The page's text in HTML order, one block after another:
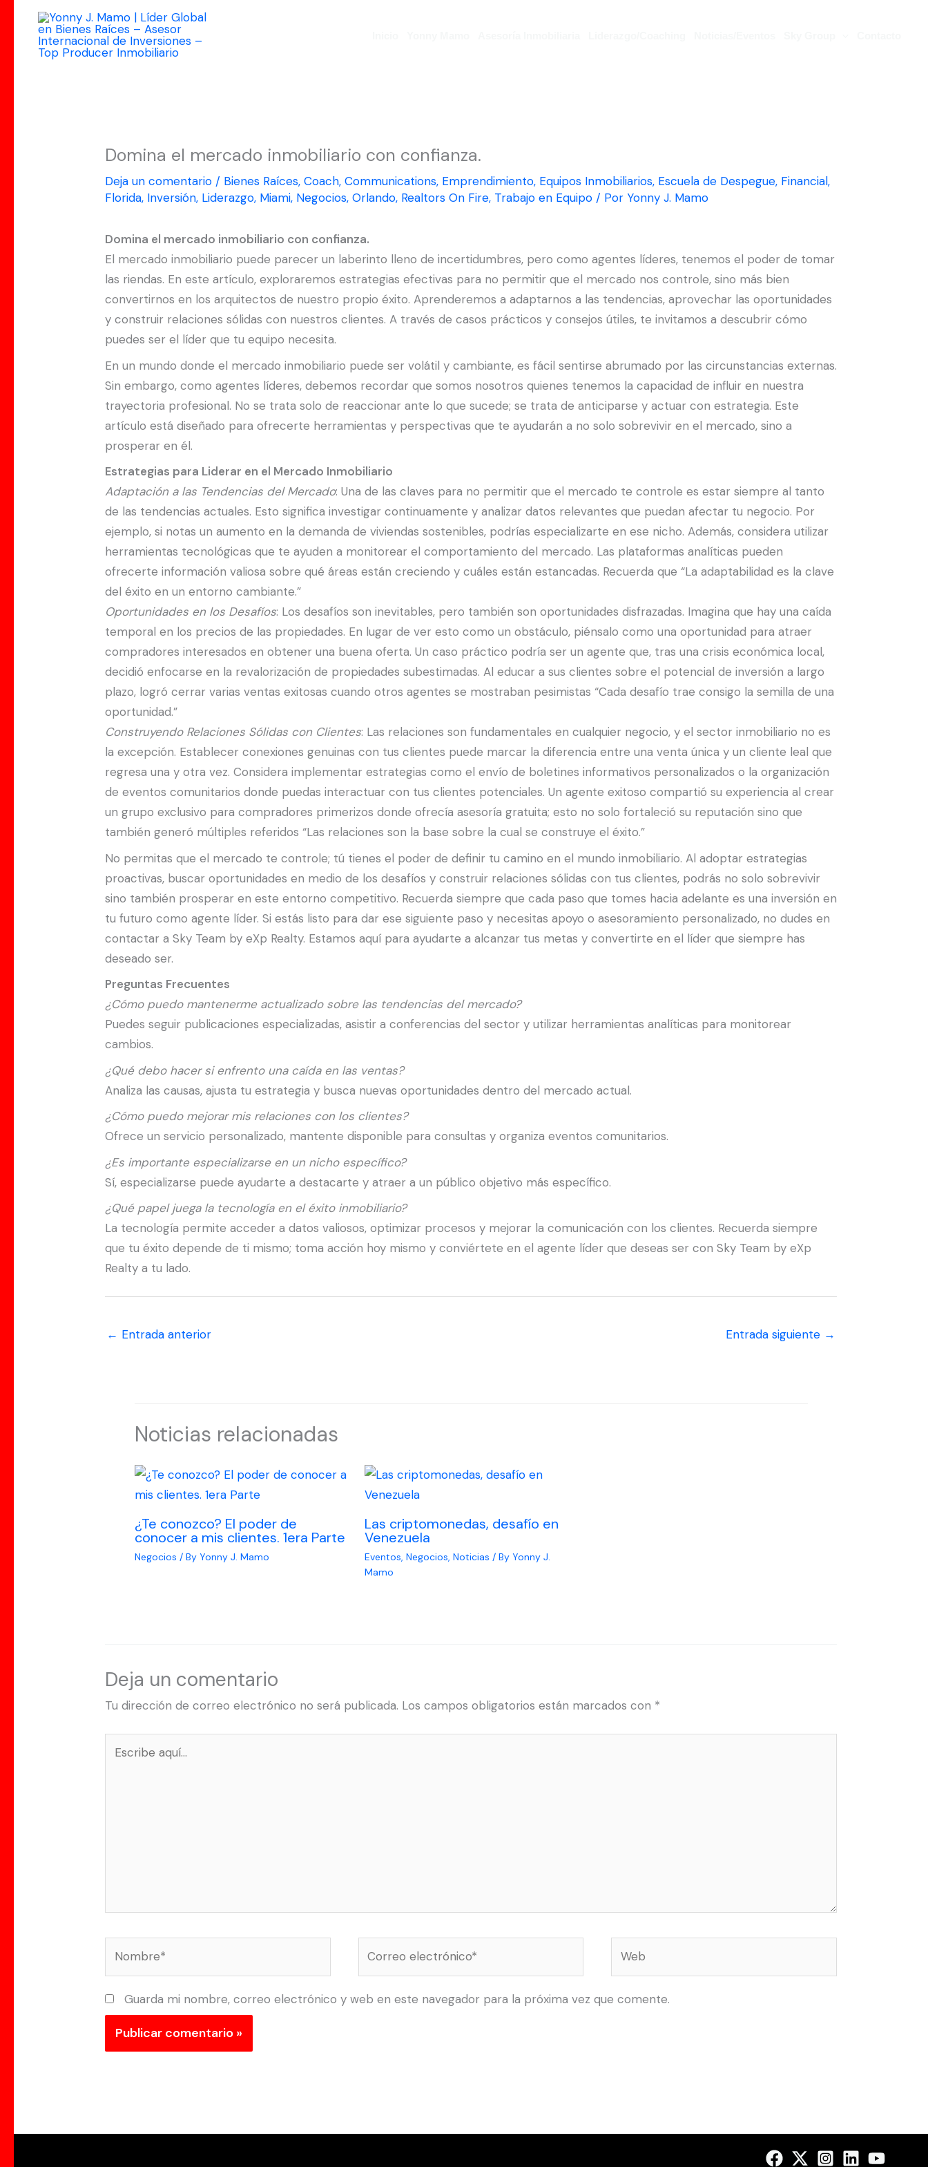
contenido
Domina el mercado inmobiliario con confianza.
Deja un comentario / Bienes Raíces, Coach, Communications, Emprendimiento, Equipos Inmobiliarios, Escuela de Despegue, Financial,
Florida, Inversión, Liderazgo, Miami, Negocios, Orlando, Realtors On Fire, Trabajo en Equipo / Por Yonny J. Mamo
Domina el mercado inmobiliario con confianza.
El mercado inmobiliario puede parecer un laberinto lleno de incertidumbres, pero como agentes líderes, tenemos el poder de tomar
las riendas. En este artículo, exploraremos estrategias efectivas para no permitir que el mercado nos controle, sino más bien
convertirnos en los arquitectos de nuestro propio éxito. Aprenderemos a adaptarnos a las tendencias, aprovechar las oportunidades
y construir relaciones sólidas con nuestros clientes. A través de casos prácticos y consejos útiles, te invitamos a descubrir cómo
puedes ser el líder que tu equipo necesita.
En un mundo donde el mercado inmobiliario puede ser volátil y cambiante, es fácil sentirse abrumado por las circunstancias externas.
Sin embargo, como agentes líderes, debemos recordar que somos nosotros quienes tenemos la capacidad de influir en nuestra
trayectoria profesional. No se trata solo de reaccionar ante lo que sucede; se trata de anticiparse y actuar con estrategia. Este
artículo está diseñado para ofrecerte herramientas y perspectivas que te ayudarán a no solo sobrevivir en el mercado, sino a
prosperar en él.
Estrategias para Liderar en el Mercado Inmobiliario
Adaptación a las Tendencias del Mercado: Una de las claves para no permitir que el mercado te controle es estar siempre al tanto
de las tendencias actuales. Esto significa investigar continuamente y analizar datos relevantes que puedan afectar tu negocio. Por
ejemplo, si notas un aumento en la demanda de viviendas sostenibles, podrías especializarte en ese nicho. Además, considera utilizar
herramientas tecnológicas que te ayuden a monitorear el comportamiento del mercado. Las plataformas analíticas pueden
ofrecerte información valiosa sobre qué áreas están creciendo y cuáles están estancadas. Recuerda que “La adaptabilidad es la clave
del éxito en un entorno cambiante.”
Oportunidades en los Desafíos: Los desafíos son inevitables, pero también son oportunidades disfrazadas. Imagina que hay una caída
temporal en los precios de las propiedades. En lugar de ver esto como un obstáculo, piénsalo como una oportunidad para atraer
compradores interesados en obtener una buena oferta. Un caso práctico podría ser un agente que, tras una crisis económica local,
decidió enfocarse en la revalorización de propiedades subestimadas. Al educar a sus clientes sobre el potencial de inversión a largo
plazo, logró cerrar varias ventas exitosas cuando otros agentes se mostraban pesimistas “Cada desafío trae consigo la semilla de una
oportunidad.”
Construyendo Relaciones Sólidas con Clientes: Las relaciones son fundamentales en cualquier negocio, y el sector inmobiliario no es
la excepción. Establecer conexiones genuinas con tus clientes puede marcar la diferencia entre una venta única y un cliente leal que
regresa una y otra vez. Considera implementar estrategias como el envío de boletines informativos personalizados o la organización
de eventos comunitarios donde puedas interactuar con tus clientes potenciales. Un agente exitoso compartió su experiencia al crear
un grupo exclusivo para compradores primerizos donde ofrecía asesoría gratuita; esto no solo fortaleció su reputación sino que
también generó múltiples referidos “Las relaciones son la base sobre la cual se construye el éxito.”
No permitas que el mercado te controle; tú tienes el poder de definir tu camino en el mundo inmobiliario. Al adoptar estrategias
proactivas, buscar oportunidades en medio de los desafíos y construir relaciones sólidas con tus clientes, podrás no solo sobrevivir
sino también prosperar en este entorno competitivo. Recuerda siempre que cada paso que tomes hacia adelante es una inversión en
tu futuro como agente líder. Si estás listo para dar ese siguiente paso y necesitas apoyo o asesoramiento personalizado, no dudes en
contactar a Sky Team by eXp Realty. Estamos aquí para ayudarte a alcanzar tus metas y convertirte en el líder que siempre has
deseado ser.
Preguntas Frecuentes
¿Cómo puedo mantenerme actualizado sobre las tendencias del mercado?
Puedes seguir publicaciones especializadas, asistir a conferencias del sector y utilizar herramientas analíticas para monitorear
cambios.
¿Qué debo hacer si enfrento una caída en las ventas?
Analiza las causas, ajusta tu estrategia y busca nuevas oportunidades dentro del mercado actual.
¿Cómo puedo mejorar mis relaciones con los clientes?
Ofrece un servicio personalizado, mantente disponible para consultas y organiza eventos comunitarios.
¿Es importante especializarse en un nicho específico?
Sí, especializarse puede ayudarte a destacarte y atraer a un público objetivo más específico.
¿Qué papel juega la tecnología en el éxito inmobiliario?
La tecnología permite acceder a datos valiosos, optimizar procesos y mejorar la comunicación con los clientes. Recuerda siempre
que tu éxito depende de ti mismo; toma acción hoy mismo y conviértete en el agente líder que deseas ser con Sky Team by eXp
Realty a tu lado.
← Entrada anterior Entrada siguiente →
Noticias relacionadas
¿Te conozco? El poder de
conocer a mis clientes. 1era Parte
Negocios / By Yonny J. Mamo
Las criptomonedas, desafío en
Venezuela
Eventos, Negocios, Noticias / By Yonny J.
Mamo
Deja un comentario
Tu dirección de correo electrónico no será publicada. Los campos obligatorios están marcados con *
Guarda mi nombre, correo electrónico y web en este navegador para la próxima vez que comente.